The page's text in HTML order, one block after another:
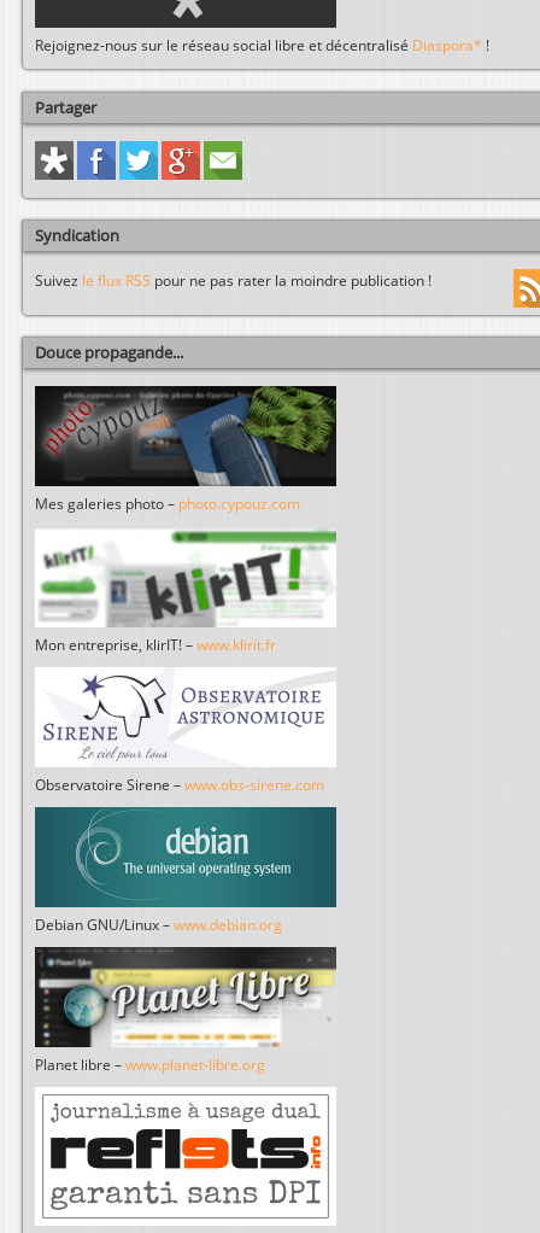
Rejoignez-nous sur le réseau social libre et décentralisé Diaspora* !
Partager
Syndication
Suivez le flux RSS pour ne pas rater la moindre publication !
Douce propagande...
Mes galeries photo – photo.cypouz.com
Mon entreprise, klirIT! – www.klirit.fr
Observatoire Sirene – www.obs-sirene.com
Debian GNU/Linux – www.debian.org
Planet libre – www.planet-libre.org